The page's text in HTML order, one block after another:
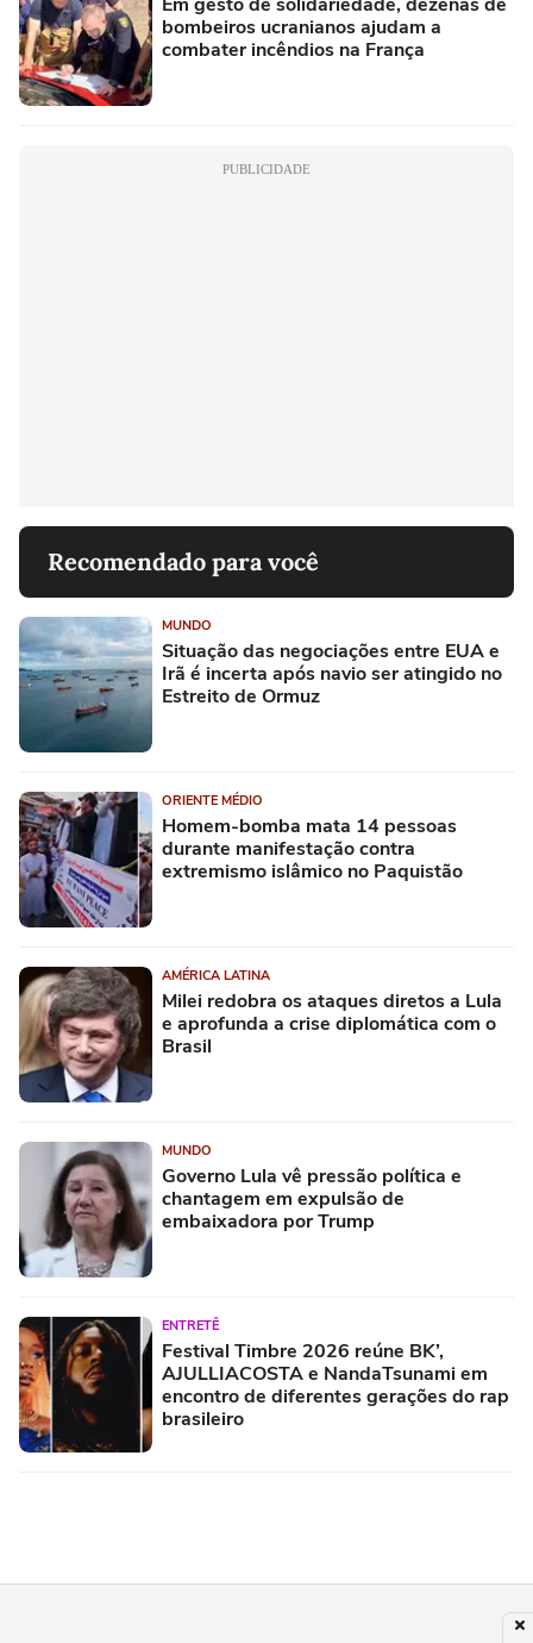
Em gesto de solidariedade, dezenas de
bombeiros ucranianos ajudam a
combater incêndios na França
PUBLICIDADE
Recomendado para você
MUNDO
Situação das negociações entre EUA e
Irã é incerta após navio ser atingido no
Estreito de Ormuz
ORIENTE MÉDIO
Homem-bomba mata 14 pessoas
durante manifestação contra
extremismo islâmico no Paquistão
AMÉRICA LATINA
Milei redobra os ataques diretos a Lula
e aprofunda a crise diplomática com o
Brasil
MUNDO
Governo Lula vê pressão política e
chantagem em expulsão de
embaixadora por Trump
ENTRETÊ
Festival Timbre 2026 reúne BK’,
AJULLIACOSTA e NandaTsunami em
encontro de diferentes gerações do rap
brasileiro